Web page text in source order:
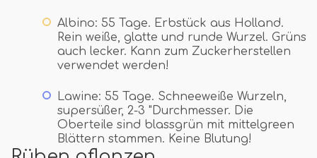
Albino: 55 Tage. Erbstück aus Holland.
Rein weiße, glatte und runde Wurzel. Grüns
auch lecker. Kann zum Zuckerherstellen
verwendet werden!
Lawine: 55 Tage. Schneeweiße Wurzeln,
supersüßer, 2-3 "Durchmesser. Die
Oberteile sind blassgrün mit mittelgreen
Blättern stammen. Keine Blutung!